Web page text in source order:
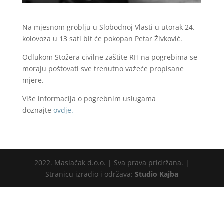
Na mjesnom groblju u Slobodnoj Vlasti u utorak 24.
kolovoza u 13 sati bit će pokopan Petar Živković.
Odlukom Stožera civilne zaštite RH na pogrebima se
moraju poštovati sve trenutno važeće propisane
mjere.
Više informacija o pogrebnim uslugama
doznajte ovdje.
2022. Maslačak d.o.o. | Sva prava pridržana. |
Stranicu izradio i održava: Studio Kajba